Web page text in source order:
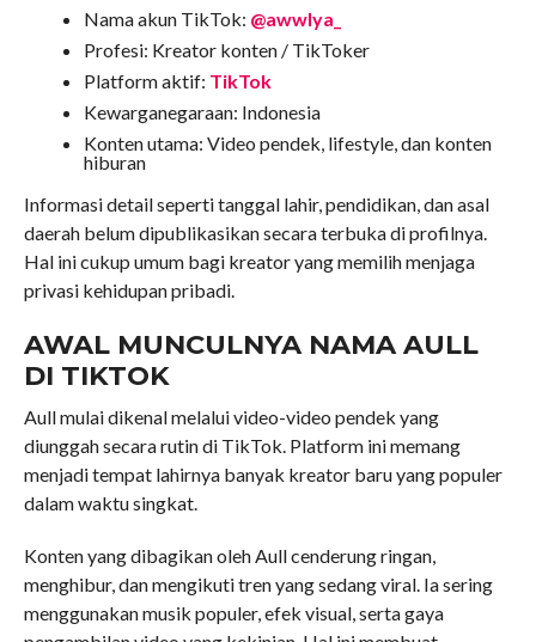
Nama akun TikTok: @awwlya_
Profesi: Kreator konten / TikToker
Platform aktif: TikTok
Kewarganegaraan: Indonesia
Konten utama: Video pendek, lifestyle, dan konten
hiburan
Informasi detail seperti tanggal lahir, pendidikan, dan asal
daerah belum dipublikasikan secara terbuka di profilnya.
Hal ini cukup umum bagi kreator yang memilih menjaga
privasi kehidupan pribadi.
AWAL MUNCULNYA NAMA AULL
DI TIKTOK
Aull mulai dikenal melalui video-video pendek yang
diunggah secara rutin di TikTok. Platform ini memang
menjadi tempat lahirnya banyak kreator baru yang populer
dalam waktu singkat.
Konten yang dibagikan oleh Aull cenderung ringan,
menghibur, dan mengikuti tren yang sedang viral. Ia sering
menggunakan musik populer, efek visual, serta gaya